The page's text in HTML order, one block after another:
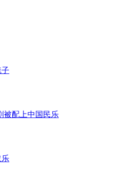
治霸凌主义
论片面不公正
树
被配上中国民乐
乐